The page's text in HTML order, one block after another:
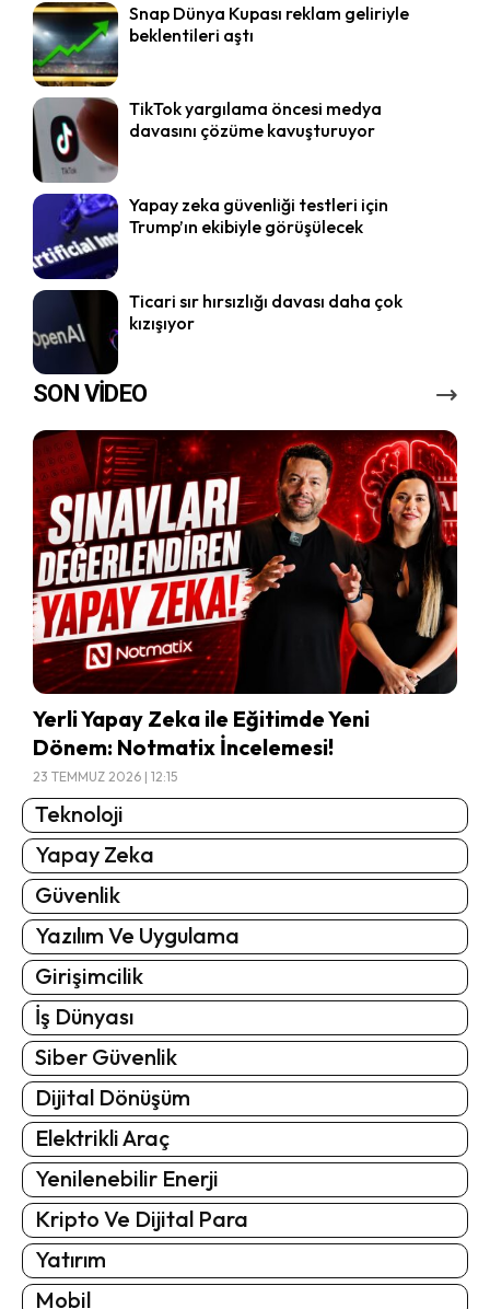
Snap Dünya Kupası reklam geliriyle
beklentileri aştı
TikTok yargılama öncesi medya
davasını çözüme kavuşturuyor
Yapay zeka güvenliği testleri için
Trump’ın ekibiyle görüşülecek
Ticari sır hırsızlığı davası daha çok
kızışıyor
SON VİDEO
Yerli Yapay Zeka ile Eğitimde Yeni
Dönem: Notmatix İncelemesi!
23 TEMMUZ 2026 | 12:15
Teknoloji
Yapay Zeka
Güvenlik
Yazılım Ve Uygulama
Girişimcilik
İş Dünyası
Siber Güvenlik
Dijital Dönüşüm
Elektrikli Araç
Yenilenebilir Enerji
Kripto Ve Dijital Para
Yatırım
Mobil